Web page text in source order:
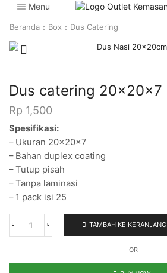
Menu
Beranda Box Dus Catering
Dus catering 20x20x7
Rp 1,500
Spesifikasi:
– Ukuran 20x20x7
– Bahan duplex coating
– Tutup pisah
– Tanpa laminasi
– 1 pack isi 25
Kuantitas
20x20x7
TAMBAH KE KERANJANG
OR